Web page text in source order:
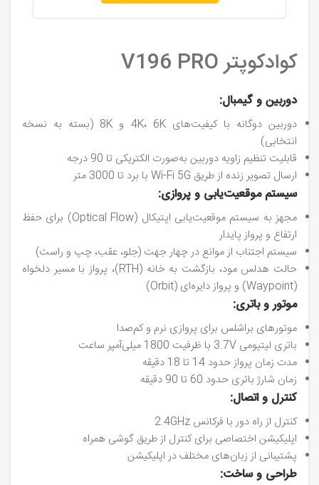
کوادکوپتر V196 PRO
دوربین و گیمبال:
دوربین دوگانه با کیفیت‌های 4K، 6K و 8K (بسته به نسخه
انتخابی)
قابلیت تنظیم زاویه دوربین به‌صورت الکتریکی تا 90 درجه
ارسال تصویر زنده از طریق Wi-Fi 5G با برد تا 3000 متر
سیستم موقعیت‌یابی و پروازی:
مجهز به سیستم موقعیت‌یابی اپتیکال (Optical Flow) برای حفظ
ارتفاع و پرواز پایدار
سیستم اجتناب از موانع در چهار جهت (جلو، عقب، چپ و راست)
حالت هدلس مود، بازگشت به خانه (RTH)، پرواز با مسیر دلخواه
(Waypoint) و پرواز دایره‌ای (Orbit)
موتور و باتری:
موتورهای براشلس برای پروازی نرم و کم‌صدا
باتری لیتیومی 3.7V با ظرفیت 1800 میلی‌آمپر ساعت
مدت زمان پرواز حدود 14 تا 18 دقیقه
زمان شارژ باتری حدود 60 تا 90 دقیقه
کنترل و اتصال:
کنترل از راه دور با فرکانس 2.4GHz
اپلیکیشن اختصاصی برای کنترل از طریق گوشی همراه
پشتیبانی از زبان‌های مختلف در اپلیکیشن
طراحی و ساخت: